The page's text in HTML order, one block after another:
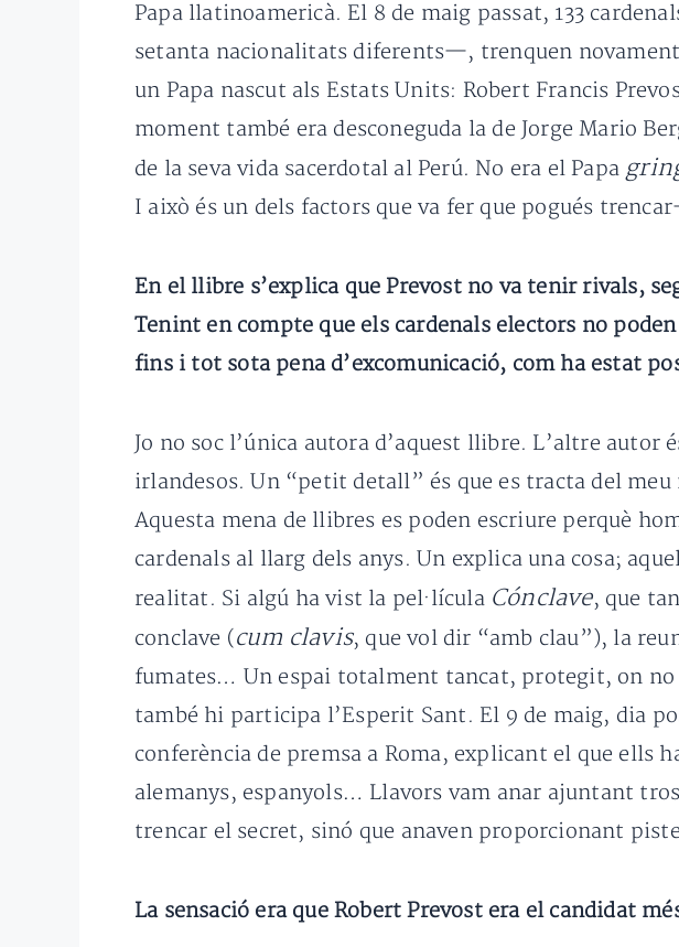
Papa llatinoamericà. El 8 de maig passat, 133
setanta nacionalitats diferents—, trenquen
un Papa nascut als Estats Units: Robert Francis
moment també era desconeguda la de Jorge Mario
de la seva vida sacerdotal al Perú. No era el Papa
I això és un dels factors que va fer que pogués
En el llibre s’explica que Prevost no va tenir rivals,
Tenint en compte que els cardenals electors no
fins i tot sota pena d’excomunicació, com ha estat
Jo no soc l’única autora d’aquest llibre. L’altre
irlandesos. Un “petit detall” és que es tracta del
Aquesta mena de llibres es poden escriure perquè
cardenals al llarg dels anys. Un explica una cosa;
realitat. Si algú ha vist la pel·lícula Cónclave, que
conclave (cum clavis, que vol dir “amb clau”), la
fumates… Un espai totalment tancat, protegit, on no
també hi participa l’Esperit Sant. El 9 de maig, dia
conferència de premsa a Roma, explicant el que ells
alemanys, espanyols… Llavors vam anar ajuntant
trencar el secret, sinó que anaven proporcionant
La sensació era que Robert Prevost era el candidat